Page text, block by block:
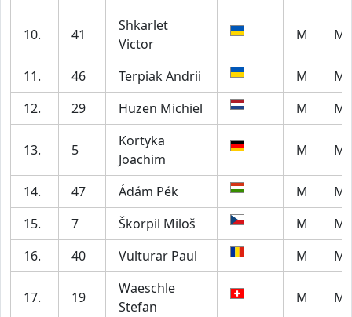
10. 41
Shkarlet
Victor
M
11. 46 Terpiak Andrii M
12.
29 Huzen Michiel M
13. 5
Kortyka
Joachim
M
14. 47 Ádám Pék M
15.
7 Škorpil Miloš M
16.
40 Vulturar Paul M
17. 19
Waeschle
Stefan
M